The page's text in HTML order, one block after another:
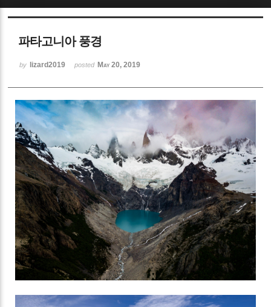
파타고니아 풍경
by lizard2019 posted May 20, 2019
Sketchbook5, 스케치북5
Sketchbook5, 스케치북5